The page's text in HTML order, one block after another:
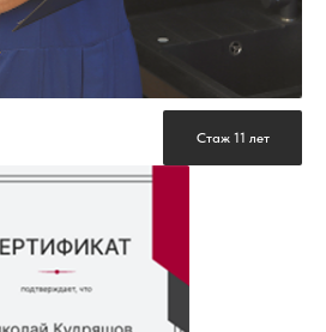
Стаж 11 лет